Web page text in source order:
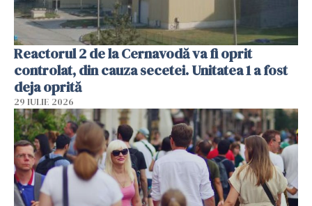
Reactorul 2 de la Cernavodă va fi oprit
controlat, din cauza secetei. Unitatea 1 a fost
deja oprită
29 IULIE 2026